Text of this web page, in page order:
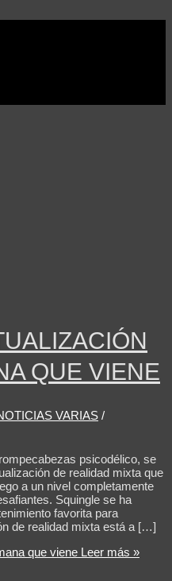
QUE VIENE
VARIAS /
psicodélico, se
de realidad mixta que
a un nivel completamente
Squingle se ha
favorita para
de realidad mixta está a […]
que viene Leer más »